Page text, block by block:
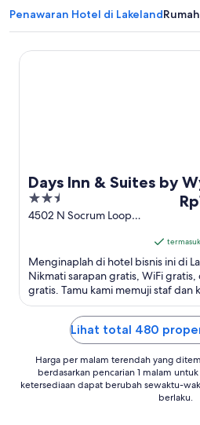
Penawaran Hotel di Lakeland
Days Inn & Suites by
Lakeland
2.5
out
4502 N Socrum Loop
dari
31
1
Sep
Menginaplah di hotel bisnis ini di
Nikmati sarapan gratis, WiFi
gratis. Tamu kami memuji staf dan
kamar di ulasan kami. ...
Days Inn & Suites by Wyndham
Lihat total 480
Harga per malam terendah yang
berdasarkan pencarian 1 malam
ketersediaan dapat berubah sewaktu-
berlaku.